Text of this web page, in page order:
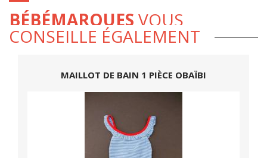
BÉBÉMARQUES VOUS
CONSEILLE ÉGALEMENT
MAILLOT DE BAIN 1 PIÈCE OBAÏBI